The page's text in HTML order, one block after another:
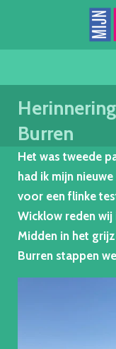
Burren
Het was tweede
had ik mijn
voor een flinke
Wicklow reden wij
Midden in het
Burren stappen